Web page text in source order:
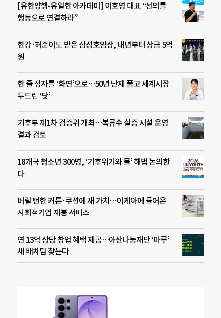
[유한양행-유일한 아카데미] 이호영 대표 “선의를
행동으로 연결하라”
한강·허준이도 받은 삼성호암상, 내년부터 상금 5억
원
한 줄 점자를 ‘화면’으로…50년 난제 풀고 세계시장
두드린 ‘닷’
기후부 제1차 검증위 개최…복류수 실증 시설 운영
결과 검토
18개국 청소년 300명, ‘기후위기와 물’ 해법 논의한
다
버릴 뻔한 커튼·쿠션에 새 가치…이케아에 들어온
사회적기업 재봉 서비스
연 13억 상당 창업 혜택 제공…아산나눔재단 ‘마루’
새 배치팀 찾는다